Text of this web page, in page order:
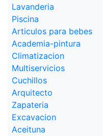
Lavanderia
Piscina
Articulos para bebes
Academia-pintura
Climatizacion
Multiservicios
Cuchillos
Arquitecto
Zapateria
Excavacion
Aceituna